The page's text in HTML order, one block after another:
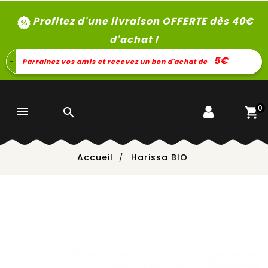
Profitez d'une livraison OFFERTE dès 40€
d'achat !
- Parrainez vos amis et recevez un bon d'achat de 5€
  0
Accueil Harissa BIO